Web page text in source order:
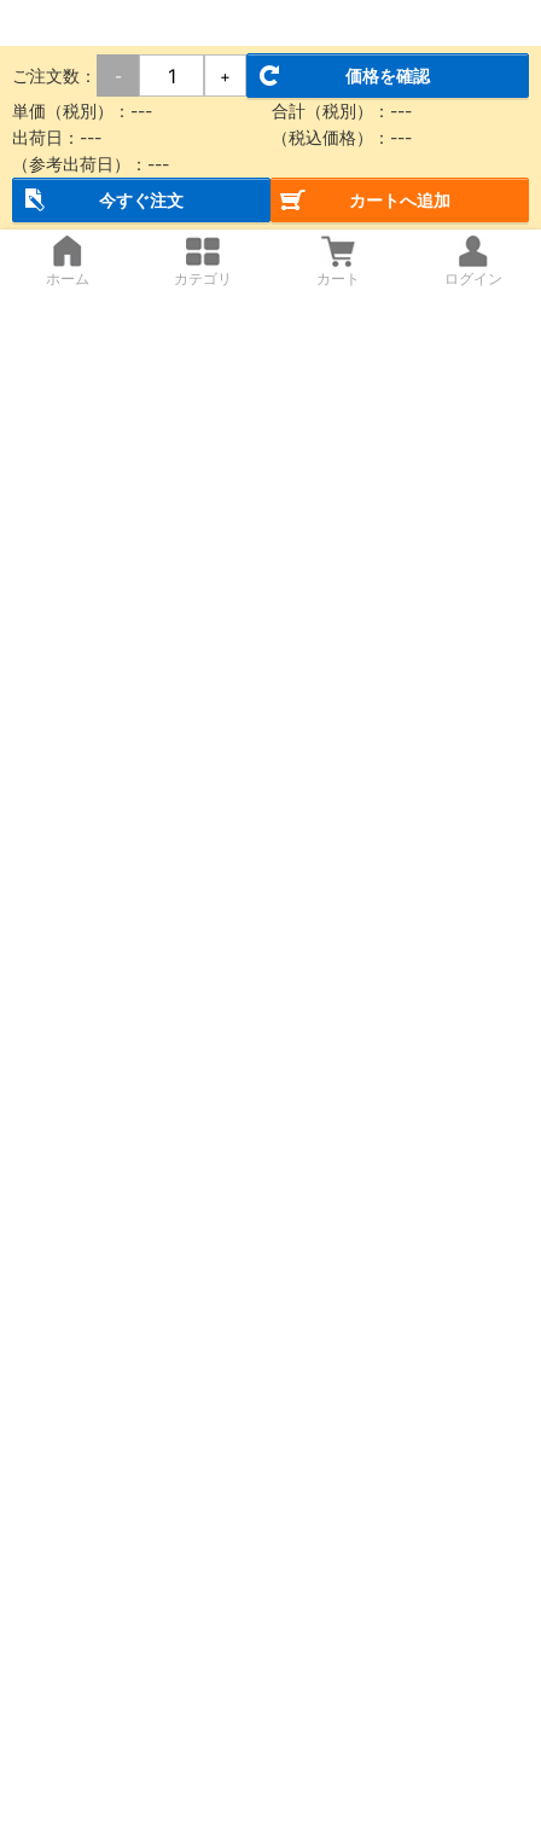
ご注文数： - +
価格を確認
単価（税別）： --- 合計（税別）： ---
出荷日： --- （税込価格）： ---
（参考出荷日）： ---
今すぐ注文
カートへ追加
ホーム カテゴリ カート ログイン